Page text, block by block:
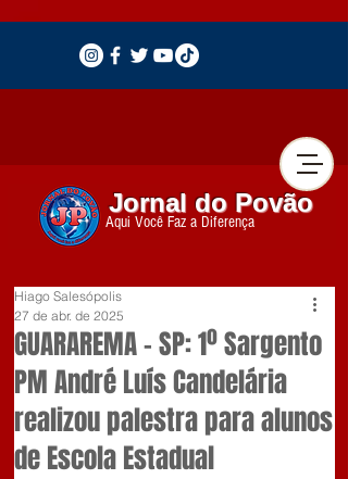
Jornal do Povão
Aqui Você Faz a Diferença
GUARAREMA – SP: 1º Sargento
PM André Luís Candelária
realizou palestra para alunos
de Escola Estadual
Hiago Salesópolis
27 de abr. de 2025